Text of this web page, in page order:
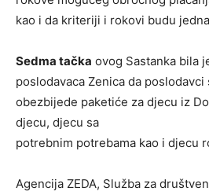
kao i da kriteriji i rokovi budu
Sedma tačka ovog Sastanka bila
poslodavaca Zenica da
obezbijede paketiće za djecu iz
djecu, djecu sa
potrebnim potrebama kao i djecu
Agencija ZEDA, Služba za